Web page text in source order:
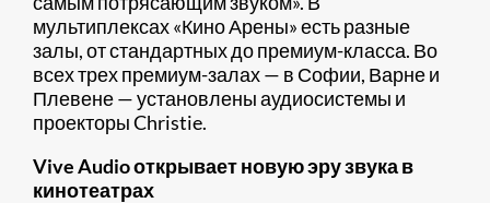
мультиплексах «Кино Арены» есть разные
залы, от стандартных до премиум-класса. Во
всех трех премиум-залах — в Софии, Варне и
Плевене — установлены аудиосистемы и
проекторы Christie.
Vive Audio открывает новую эру звука в
кинотеатрах